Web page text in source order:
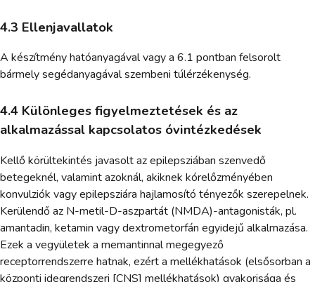
4.3 Ellenjavallatok
A készítmény hatóanyagával vagy a 6.1 pontban felsorolt
bármely segédanyagával szembeni túlérzékenység.
4.4 Különleges figyelmeztetések és az
alkalmazással kapcsolatos óvintézkedések
Kellő körültekintés javasolt az epilepsziában szenvedő
betegeknél, valamint azoknál, akiknek kórelőzményében
konvulziók vagy epilepsziára hajlamosító tényezők szerepelnek.
Kerülendő az N-metil-D-aszpartát (NMDA)-antagonisták, pl.
amantadin, ketamin vagy dextrometorfán egyidejű alkalmazása.
Ezek a vegyületek a memantinnal megegyező
receptorrendszerre hatnak, ezért a mellékhatások (elsősorban a
központi idegrendszeri [CNS] mellékhatások) gyakorisága és